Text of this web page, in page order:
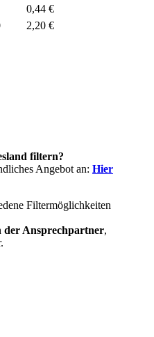
0,44 €
2,20 €
filtern?
Angebot an: Hier
Filtermöglichkeiten
der Ansprechpartner,